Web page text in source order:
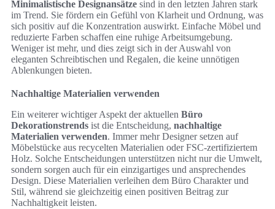
Minimalistische Designansätze sind in den letzten Jahren stark
im Trend. Sie fördern ein Gefühl von Klarheit und Ordnung, was
sich positiv auf die Konzentration auswirkt. Einfache Möbel und
reduzierte Farben schaffen eine ruhige Arbeitsumgebung.
Weniger ist mehr, und dies zeigt sich in der Auswahl von
eleganten Schreibtischen und Regalen, die keine unnötigen
Ablenkungen bieten.
Nachhaltige Materialien verwenden
Ein weiterer wichtiger Aspekt der aktuellen Büro
Dekorationstrends ist die Entscheidung, nachhaltige
Materialien verwenden. Immer mehr Designer setzen auf
Möbelstücke aus recycelten Materialien oder FSC-zertifiziertem
Holz. Solche Entscheidungen unterstützen nicht nur die Umwelt,
sondern sorgen auch für ein einzigartiges und ansprechendes
Design. Diese Materialien verleihen dem Büro Charakter und
Stil, während sie gleichzeitig einen positiven Beitrag zur
Nachhaltigkeit leisten.